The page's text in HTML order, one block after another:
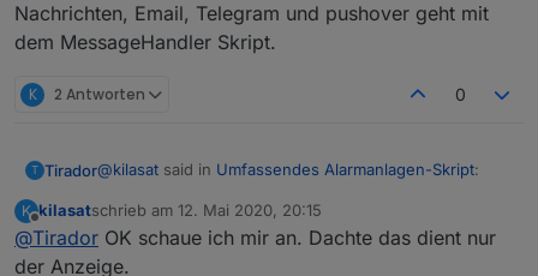
Nachrichten, Email, Telegram und pushover geht mit
dem MessageHandler Skript.
K 2 Antworten 0
T Tirador@kilasat said in Umfassendes Alarmanlagen-Skript:
Vielen Dank an@andreaskosfür das Script. Sieht
K
Offline
kilasatschrieb am 12. Mai 2020, 20:15
zuletzt editiert von
@Tirador OK schaue ich mir an. Dachte das dient nur
der Anzeige.